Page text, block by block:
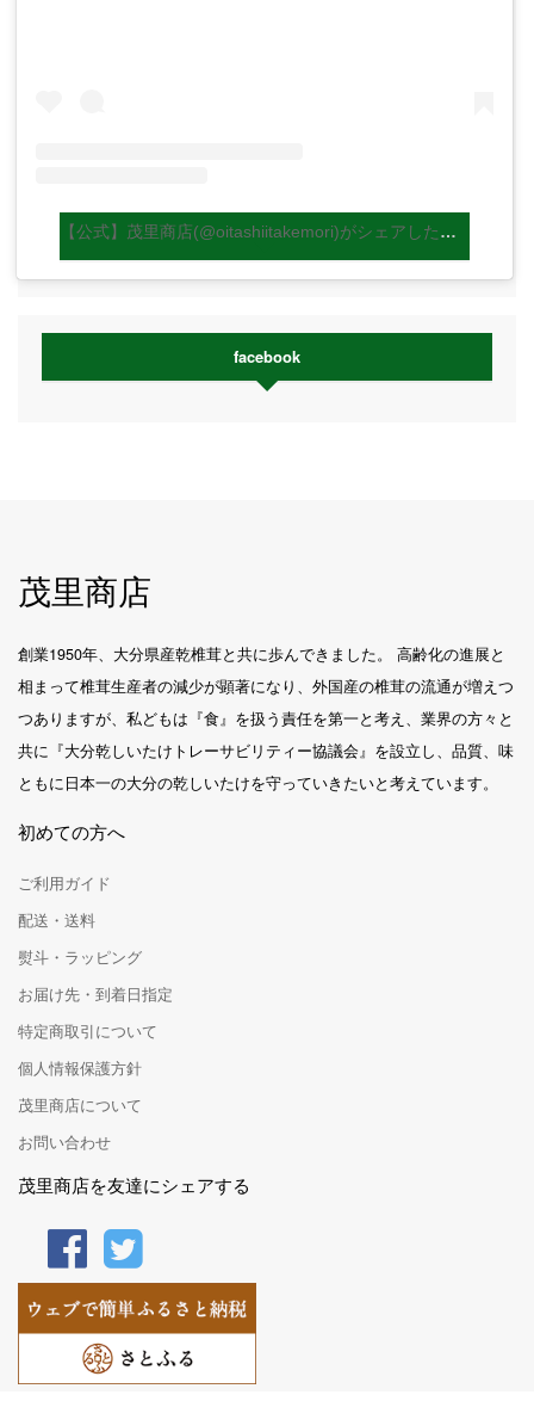
【公式】茂里商店(@oitashiitakemori)がシェアした投稿
facebook
茂里商店
創業1950年、大分県産乾椎茸と共に歩んできました。 高齢化の進展と
相まって椎茸生産者の減少が顕著になり、外国産の椎茸の流通が増えつ
つありますが、私どもは『食』を扱う責任を第一と考え、業界の方々と
共に『大分乾しいたけトレーサビリティー協議会』を設立し、品質、味
ともに日本一の大分の乾しいたけを守っていきたいと考えています。
初めての方へ
ご利用ガイド
配送・送料
熨斗・ラッピング
お届け先・到着日指定
特定商取引について
個人情報保護方針
茂里商店について
お問い合わせ
茂里商店を友達にシェアする